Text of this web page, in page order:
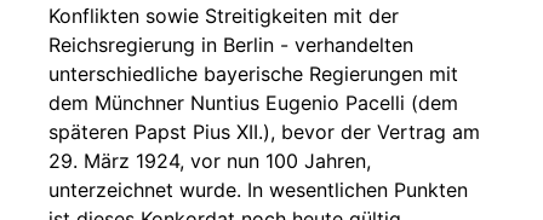
Konflikten sowie Streitigkeiten mit der
Reichsregierung in Berlin - verhandelten
unterschiedliche bayerische Regierungen mit
dem Münchner Nuntius Eugenio Pacelli (dem
späteren Papst Pius XII.), bevor der Vertrag am
29. März 1924, vor nun 100 Jahren,
unterzeichnet wurde. In wesentlichen Punkten